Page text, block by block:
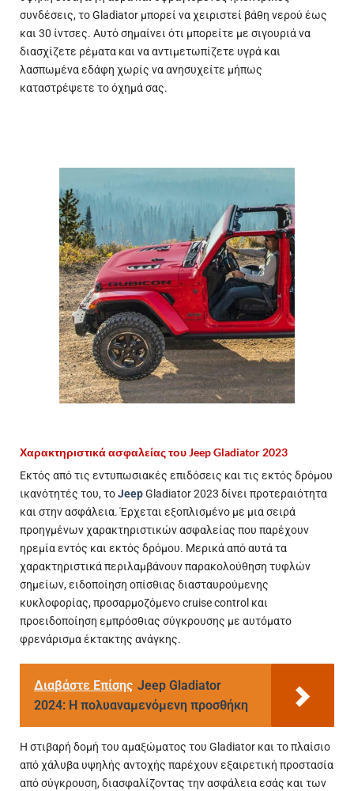
συνδέσεις, το Gladiator μπορεί να χειριστεί βάθη νερού έως
και 30 ίντσες. Αυτό σημαίνει ότι μπορείτε με σιγουριά να
διασχίζετε ρέματα και να αντιμετωπίζετε υγρά και
λασπωμένα εδάφη χωρίς να ανησυχείτε μήπως
καταστρέψετε το όχημά σας.
Χαρακτηριστικά ασφαλείας του Jeep Gladiator 2023
Εκτός από τις εντυπωσιακές επιδόσεις και τις εκτός δρόμου
ικανότητές του, τοJeepGladiator 2023 δίνει προτεραιότητα
και στην ασφάλεια. Έρχεται εξοπλισμένο με μια σειρά
προηγμένων χαρακτηριστικών ασφαλείας που παρέχουν
ηρεμία εντός και εκτός δρόμου. Μερικά από αυτά τα
χαρακτηριστικά περιλαμβάνουν παρακολούθηση τυφλών
σημείων, ειδοποίηση οπίσθιας διασταυρούμενης
κυκλοφορίας, προσαρμοζόμενο cruise control και
προειδοποίηση εμπρόσθιας σύγκρουσης με αυτόματο
φρενάρισμα έκτακτης ανάγκης.
Διαβάστε Επίσης Jeep Gladiator
2024: Η πολυαναμενόμενη προσθήκη
Η στιβαρή δομή του αμαξώματος του Gladiator και το πλαίσιο
από χάλυβα υψηλής αντοχής παρέχουν εξαιρετική προστασία
από σύγκρουση, διασφαλίζοντας την ασφάλεια εσάς και των